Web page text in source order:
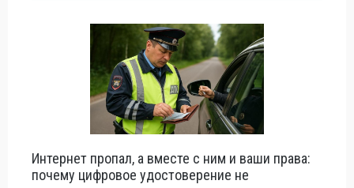
Интернет пропал, а вместе с ним и ваши права:
почему цифровое удостоверение не